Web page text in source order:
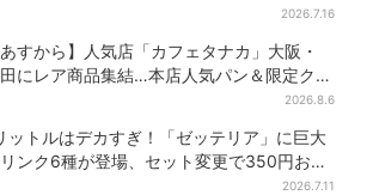
2026.7.16
あすから】人気店「カフェタナカ」大阪・
にレア商品集結…本店人気パン＆限定クッ
2026.8.6
ットルはデカすぎ！「ゼッテリア」に巨大
リンク6種が登場、セット変更で350円お得
2026.7.11